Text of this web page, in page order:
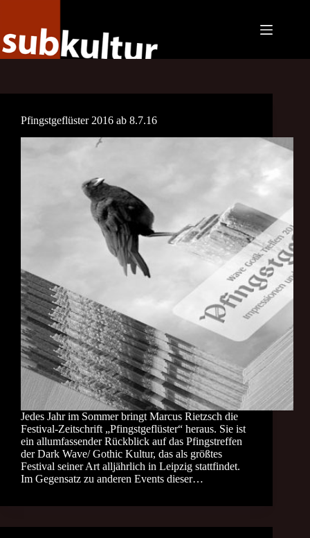
Pfingstgeflüster 2016 ab 8.7.16
Jedes Jahr im Sommer bringt Marcus Rietzsch die
Festival-Zeitschrift „Pfingstgeflüster“ heraus. Sie ist
ein allumfassender Rückblick auf das Pfingstreffen
der Dark Wave/ Gothic Kultur, das als größtes
Festival seiner Art alljährlich in Leipzig stattfindet.
Im Gegensatz zu anderen Events dieser…